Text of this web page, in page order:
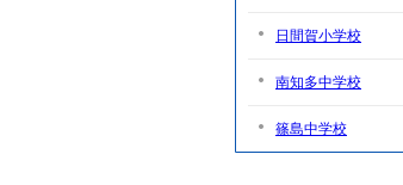
日間賀小学校
南知多中学校
篠島中学校